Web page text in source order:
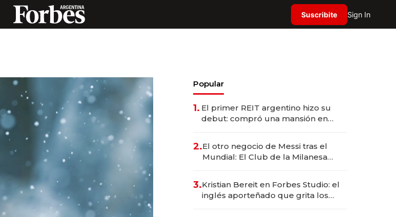
Suscribite Sign In
Popular
1. El primer REIT argentino hizo su
debut: compró una mansión en
2.El otro negocio de Messi tras el
Mundial: El Club de la Milanesa
3.Kristian Bereit en Forbes Studio: el
inglés aporteñado que grita los